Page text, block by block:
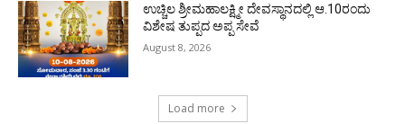
ಉಚ್ಚಿಲ ಶ್ರೀಮಹಾಲಕ್ಷ್ಮೀ ದೇವಸ್ಥಾನದಲ್ಲಿ ಆ.10ರಂದು
ವಿಶೇಷ ತುಪ್ಪದ ಅಪ್ಪ ಸೇವೆ
August 8, 2026
Load more